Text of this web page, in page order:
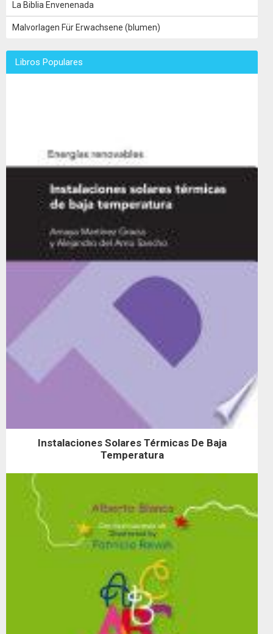
La Biblia Envenenada
Malvorlagen Für Erwachsene (blumen)
Libros Populares
Instalaciones Solares Térmicas De Baja
Temperatura